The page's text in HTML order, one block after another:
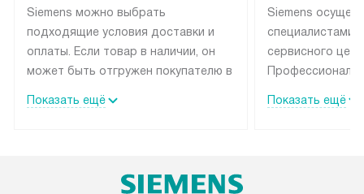
Siemens можно выбрать
подходящие условия доставки и
оплаты. Если товар в наличии, он
может быть отгружен покупателю в
специальным лейблом
Показать ещё
Siemens
специалистами
сервисного
эксплуатации
Показать ещё